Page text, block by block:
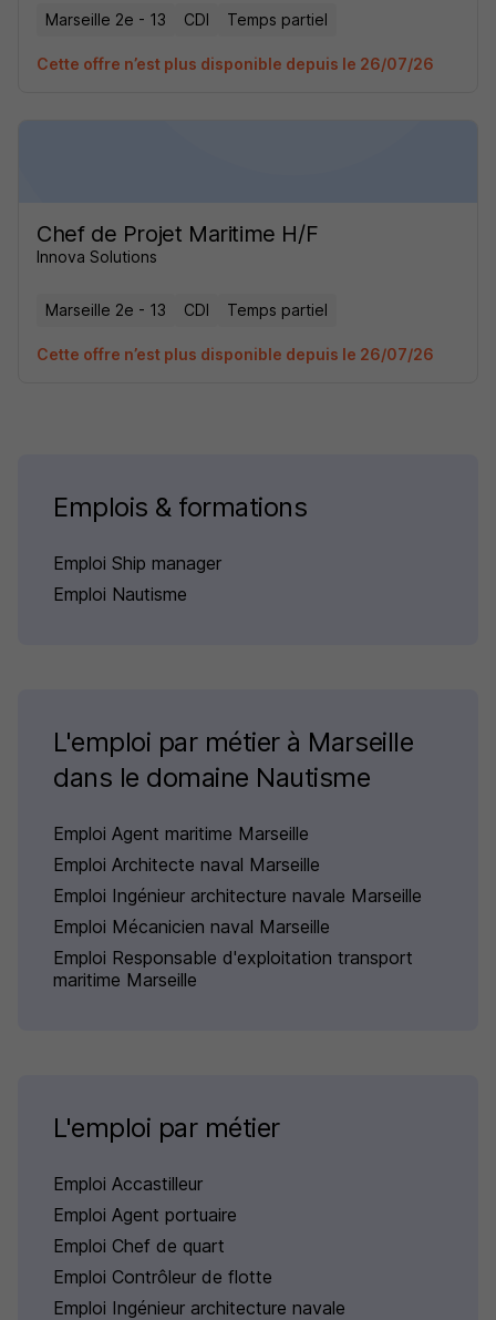
Marseille 2e - 13 CDI Temps partiel
Cette offre n’est plus disponible depuis le 26/07/26
Chef de Projet Maritime H/F
Innova Solutions
Marseille 2e - 13 CDI Temps partiel
Cette offre n’est plus disponible depuis le 26/07/26
Emplois & formations
Emploi Ship manager
Emploi Nautisme
L'emploi par métier à Marseille
dans le domaine Nautisme
Emploi Agent maritime Marseille
Emploi Architecte naval Marseille
Emploi Ingénieur architecture navale Marseille
Emploi Mécanicien naval Marseille
Emploi Responsable d'exploitation transport
maritime Marseille
L'emploi par métier
Emploi Accastilleur
Emploi Agent portuaire
Emploi Chef de quart
Emploi Contrôleur de flotte
Emploi Ingénieur architecture navale